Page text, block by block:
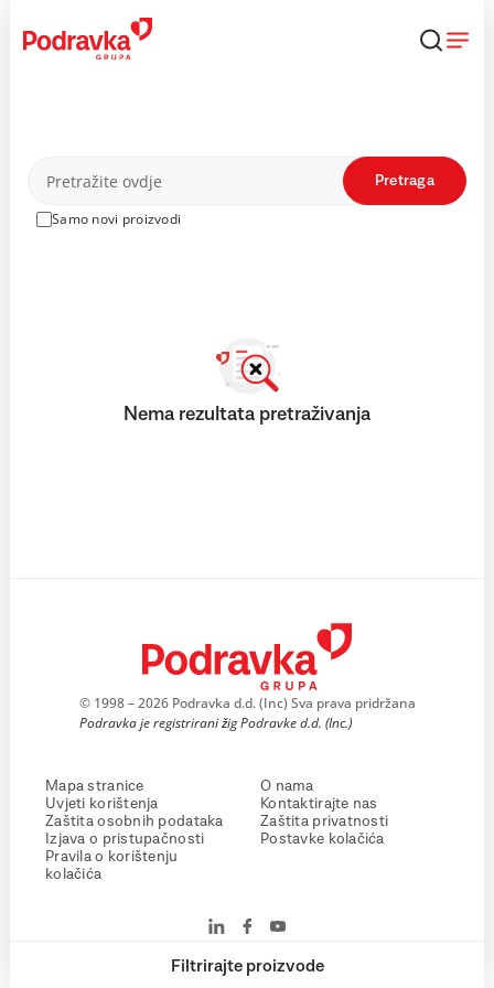
content
Proizvodi
Samo novi proizvodi
Pretraga
Filtrirajte proizvode
Nema rezultata pretraživanja
© 1998 – 2026 Podravka d.d. (Inc) Sva prava pridržana
Podravka je registrirani žig Podravke d.d. (Inc.)
Mapa stranice
Uvjeti korištenja
Zaštita osobnih podataka
Izjava o pristupačnosti
Pravila o korištenju
kolačića
O nama
Kontaktirajte nas
Zaštita privatnosti
Postavke kolačića